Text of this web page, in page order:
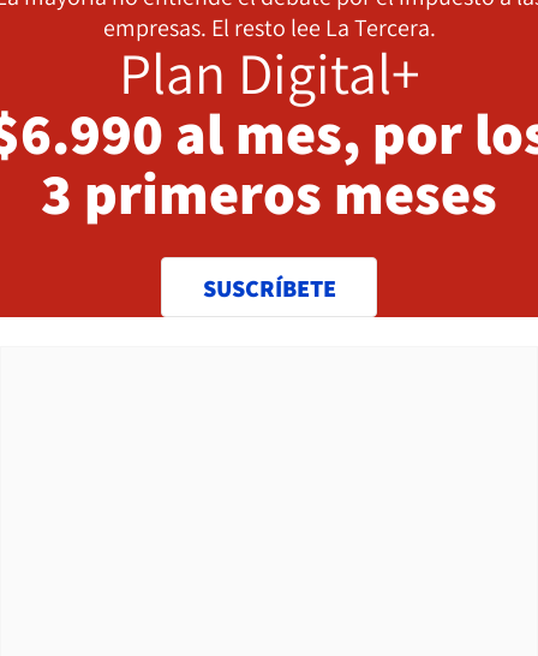
empresas. El resto lee La Tercera.
Plan Digital+
al mes, por
3 primeros meses
SUSCRÍBETE